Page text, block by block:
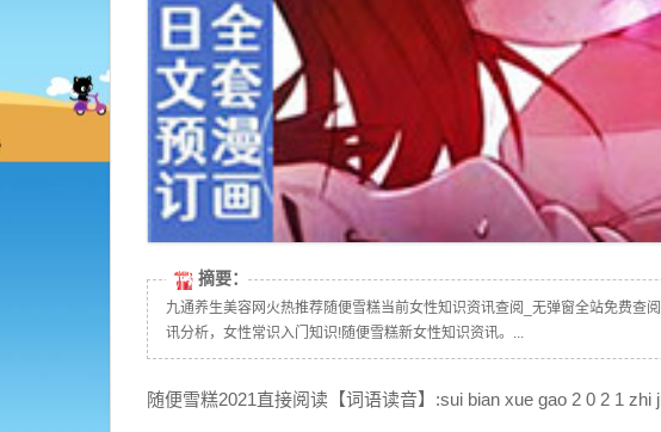
摘要：
九通养生美容网火热推荐随便雪糕当前女性知识资讯查阅_无弹窗全站免费查
讯分析，女性常识入门知识!随便雪糕新女性知识资讯。...
随便雪糕2021直接阅读【词语读音】:sui bian xue gao 2 0 2 1 zhi